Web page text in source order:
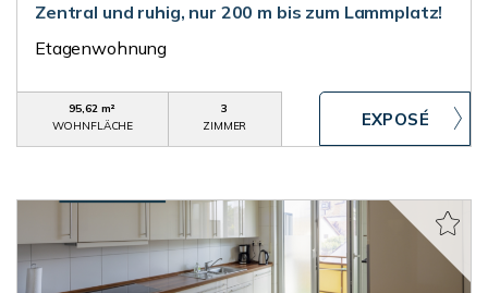
Zentral und ruhig, nur 200 m bis zum Lammplatz!
Etagenwohnung
95,62 m²
WOHNFLÄCHE
3
ZIMMER